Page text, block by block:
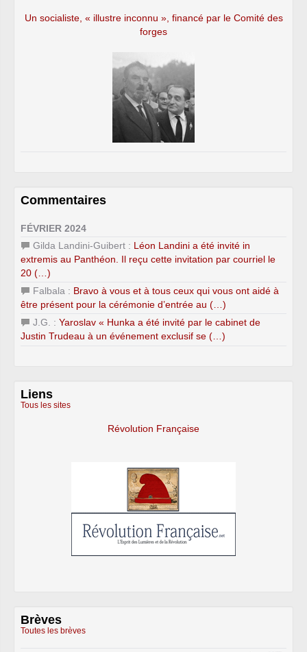
Un socialiste, « illustre inconnu », financé par le Comité des
forges
Commentaires
FÉVRIER 2024
Gilda Landini-Guibert : Léon Landini a été invité in
extremis au Panthéon. Il reçu cette invitation par courriel le
20 (…)
Falbala : Bravo à vous et à tous ceux qui vous ont aidé à
être présent pour la cérémonie d’entrée au (…)
J.G. : Yaroslav « Hunka a été invité par le cabinet de
Justin Trudeau à un événement exclusif se (…)
Liens
Tous les sites
Révolution Française
Brèves
Toutes les brèves